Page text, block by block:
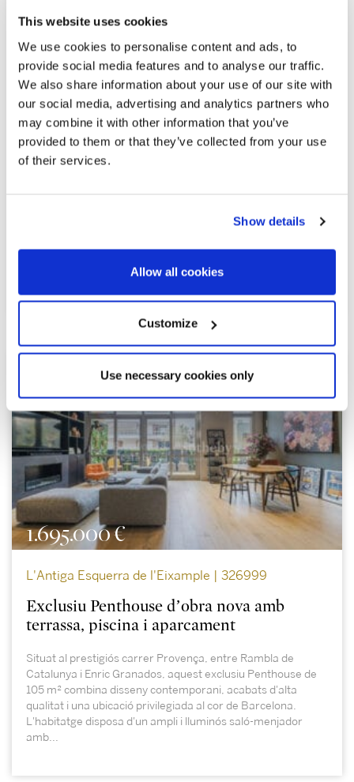
This website uses cookies
We use cookies to personalise content and ads, to
provide social media features and to analyse our traffic.
We also share information about your use of our site with
our social media, advertising and analytics partners who
may combine it with other information that you’ve
provided to them or that they’ve collected from your use
of their services.
Show details
Allow all cookies
Customize
Use necessary cookies only
1.800.000 €
La Barceloneta | 326945
Penthouse amb piscina a la Barceloneta
piscina i espectaculars vistes del port i la platja de la
1.695.000 €
L'Antiga Esquerra de l'Eixample | 326999
Exclusiu Penthouse d’obra nova amb
terrassa, piscina i aparcament
Situat al prestigiós carrer Provença, entre Rambla de
Catalunya i Enric Granados, aquest exclusiu Penthouse de
105 m² combina disseny contemporani, acabats d'alta
qualitat i una ubicació privilegiada al cor de Barcelona.
L'habitatge disposa d'un ampli i lluminós saló-menjador
amb...